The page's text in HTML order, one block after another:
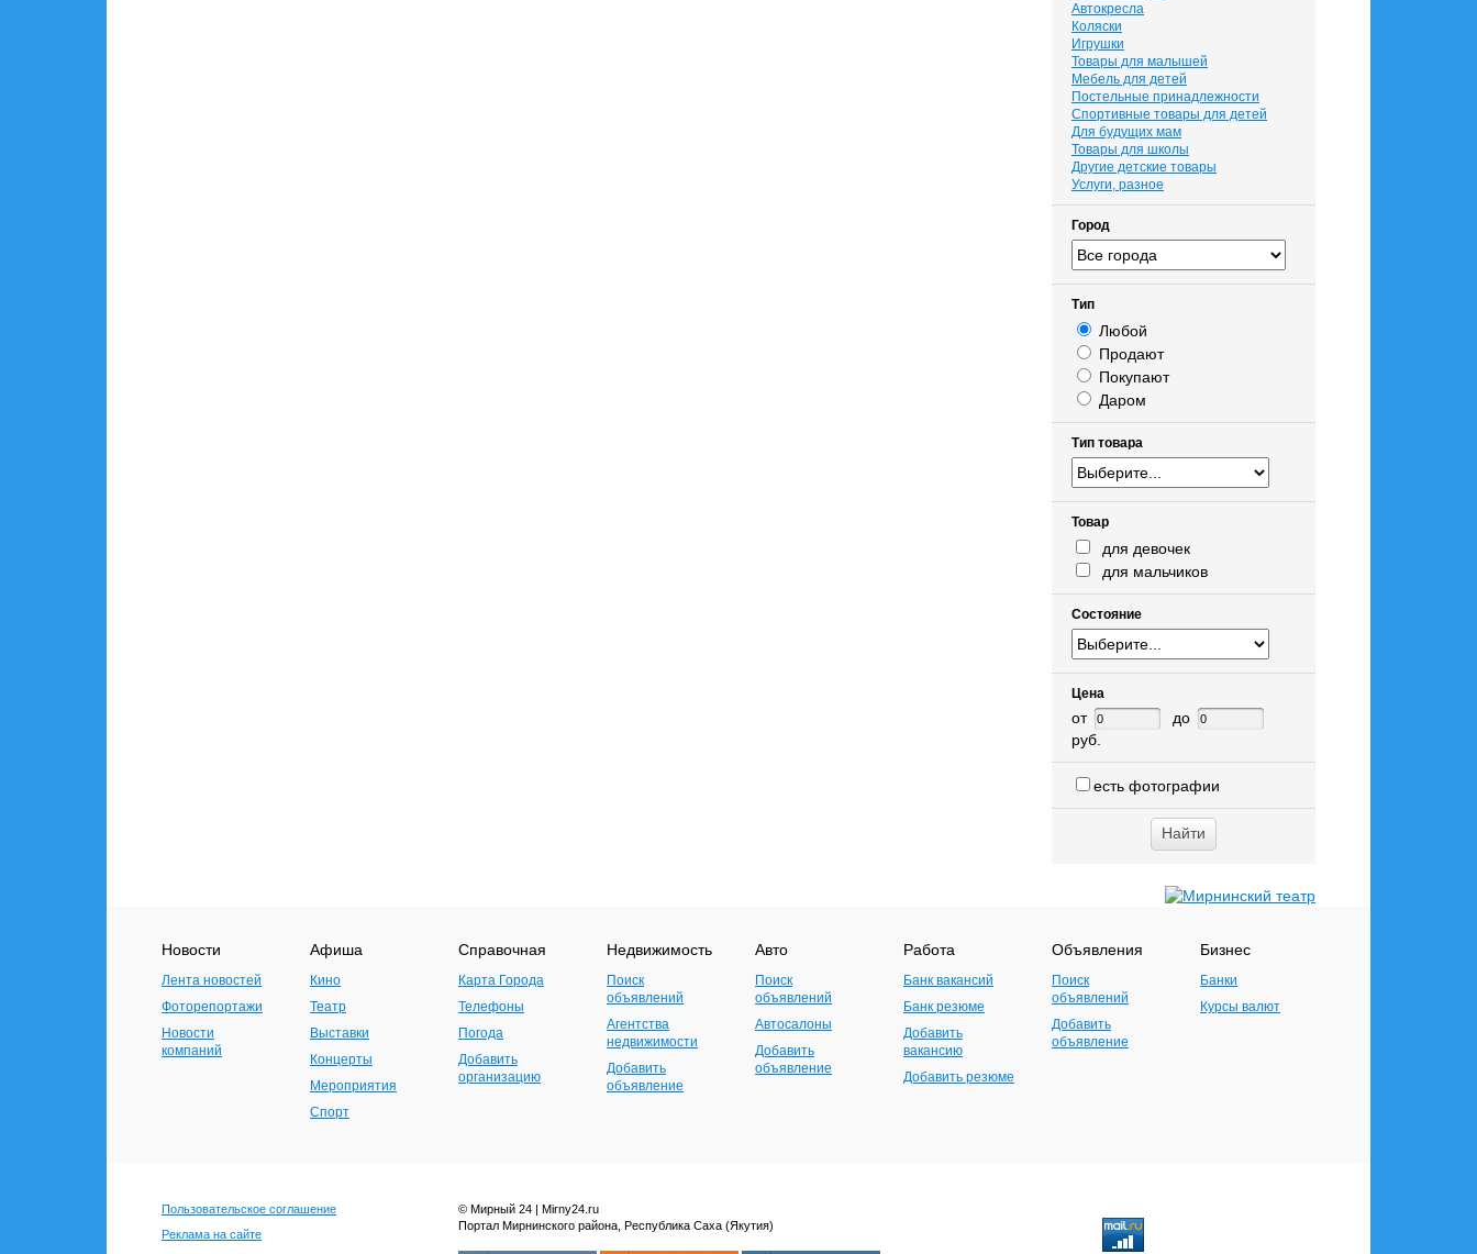
Автокресла
Коляски
Игрушки
Товары для малышей
Мебель для детей
Постельные принадлежности
Спортивные товары для детей
Для будущих мам
Товары для школы
Другие детские товары
Услуги, разное
Город
Тип
Любой
Продают
Покупают
Даром
Тип товара
Товар
для девочек
для мальчиков
Состояние
Цена
от
до
руб.
есть фотографии
Новости
Лента новостей
Фоторепортажи
Новости
компаний
Афиша
Кино
Театр
Выставки
Концерты
Мероприятия
Спорт
Справочная
Карта Города
Телефоны
Погода
Добавить
организацию
Недвижимость
Поиск
объявлений
Агентства
недвижимости
Добавить
объявление
Авто
Поиск
объявлений
Автосалоны
Добавить
объявление
Работа
Банк вакансий
Банк резюме
Добавить
вакансию
Добавить резюме
Объявления
Поиск
объявлений
Добавить
объявление
Бизнес
Банки
Курсы валют
Пользовательское соглашение
Реклама на сайте
© Мирный 24 | Mirny24.ru
Портал Мирнинского района, Республика Саха (Якутия)